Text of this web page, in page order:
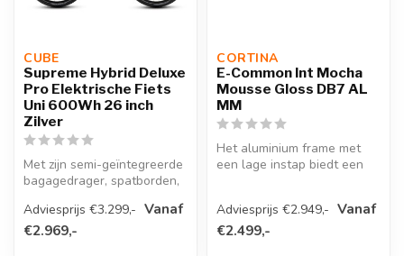
CUBE
Supreme Hybrid Deluxe
Pro Elektrische Fiets
Uni 600Wh 26 inch
Zilver
Met zijn semi-geïntegreerde
bagagedrager, spatborden,
Adviesprijs €3.299,- Vanaf
€2.969,-
CORTINA
E-Common Int Mocha
Mousse Gloss DB7 AL
MM
Het aluminium frame met
een lage instap biedt een
Adviesprijs €2.949,- Vanaf
€2.499,-